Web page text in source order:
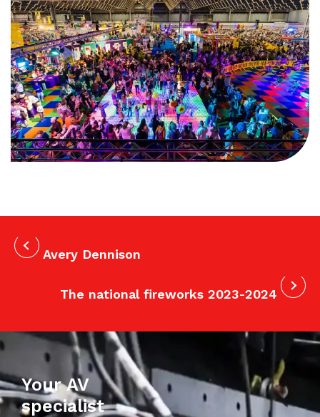
Avery Dennison
The national fireworks 2023-2024
Your AV
specialist